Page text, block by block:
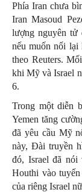
Phía Iran chưa
Iran Masoud
lượng nguyên
nếu muốn nối lại
theo Reuters.
khi Mỹ và Israel
6.
Trong một diễn
Yemen tăng
đã yêu cầu Mỹ
này, Đài truyền
đó, Israel đã nói
Houthi vào
của riêng Israel